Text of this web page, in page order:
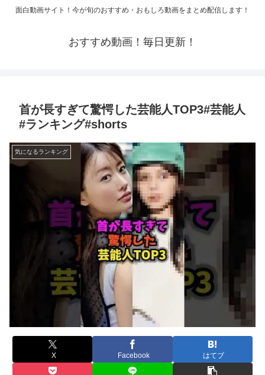
面白動画サイト！今が旬のおすすめ・おもしろ動画をまとめ配信します！
おすすめ動画！毎日更新！
首が長すぎて驚愕した芸能人TOP3#芸能人
#ランキング#shorts
気になるランキング
X Facebook はてブ